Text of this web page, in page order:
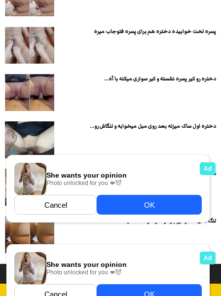
پسره لخت خوابیده دختره هم برای پسره فتوجاب میره
دختره رو کیر پسره نشسته و کیر سواری میکنه با آه...
دختره اول ساک میزنه بعد روی مبل میخوابه و لنگاش رو...
سکس با ساغر کون گنده در چند پوزیشن مختلف
لنگ های دختره رو باز کرده و داره تا ته میکنه...
دسته بندی فیلم های سکسی داستان سکسی ایرانی